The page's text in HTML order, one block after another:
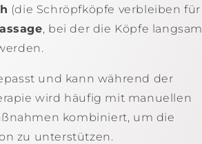
(die Schröpfköpfe verbleiben für
, bei der die Köpfe langsam
und kann während der
wird häufig mit manuellen
kombiniert, um die
zu unterstützen.